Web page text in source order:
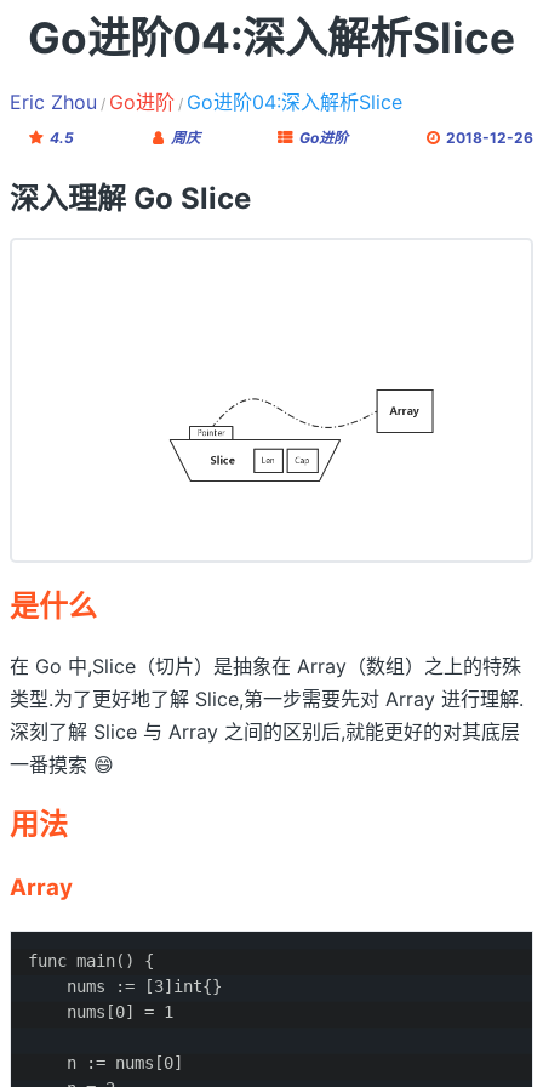
Go进阶04:深入解析Slice
Eric Zhou Go进阶 Go进阶04:深入解析Slice
4.5 周庆 Go进阶 2018-12-26
深入理解 Go Slice
是什么
在 Go 中,Slice（切片）是抽象在 Array（数组）之上的特殊
类型.为了更好地了解 Slice,第一步需要先对 Array 进行理解.
深刻了解 Slice 与 Array 之间的区别后,就能更好的对其底层
一番摸索 😄
用法
Array
func main() {